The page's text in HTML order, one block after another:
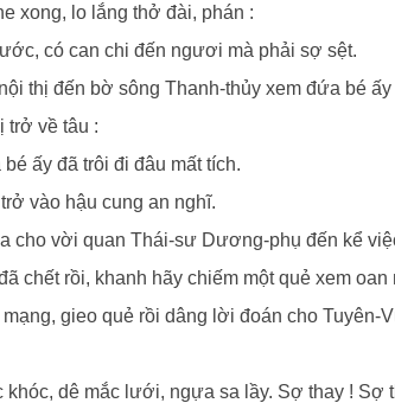
xong, lo lắng thở đài, phán :
có can chi đến ngươi mà phải sợ sệt.
thị đến bờ sông Thanh-thủy xem đứa bé ấy
trở về tâu :
ấy đã trôi đi đâu mất tích.
vào hậu cung an nghĩ.
cho vời quan Thái-sư Dương-phụ đến kể
chết rồi, khanh hãy chiếm một quẻ xem
gieo quẻ rồi dâng lời đoán cho Tuyên-
dê mắc lưới, ngựa sa lầy. Sợ thay ! Sợ